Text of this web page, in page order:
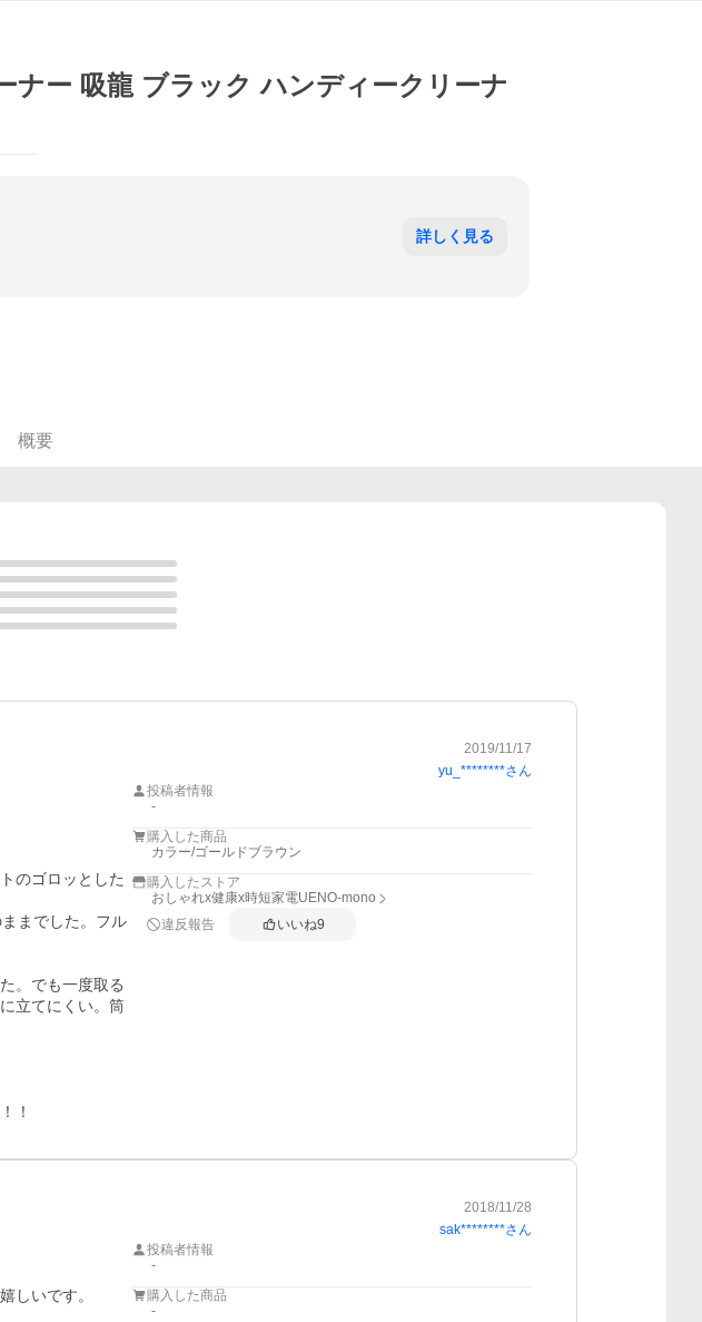
ナー 吸龍 ブラック ハンディークリーナ
詳しく見る
概要
2019/11/17
yu_********さん
のゴロッとした
までした。フル
。でも一度取る
立てにくい。筒
！
投稿者情報
-
購入した商品
カラー/ゴールドブラウン
購入したストア
おしゃれx健康x時短家電UENO-mono
違反報告
いいね9
2018/11/28
sak********さん
しいです。
投稿者情報
-
購入した商品
-